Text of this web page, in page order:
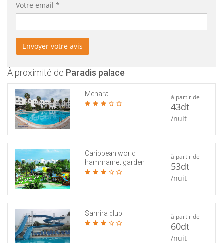
Votre email *
À proximité de Paradis palace
Menara à partir de
43dt
/nuit
Caribbean world
hammamet garden
à partir de
53dt
/nuit
Samira club à partir de
60dt
/nuit